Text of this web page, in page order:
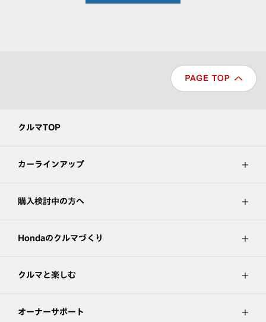
クルマTOP
カーラインアップ
購入検討中の方へ
Hondaのクルマづくり
クルマと楽しむ
オーナーサポート